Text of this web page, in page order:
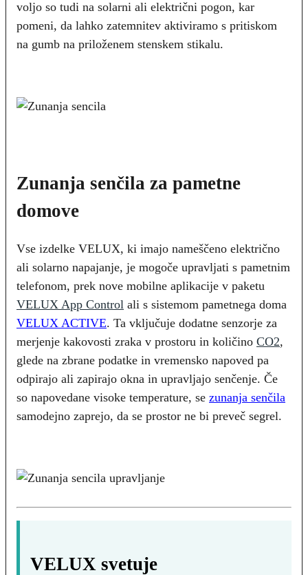
voljo so tudi na solarni ali električni pogon, kar
pomeni, da lahko zatemnitev aktiviramo s pritiskom
na gumb na priloženem stenskem stikalu.
Zunanja senčila za pametne
domove
Vse izdelke VELUX, ki imajo nameščeno električno
ali solarno napajanje, je mogoče upravljati s pametnim
telefonom, prek nove mobilne aplikacije v paketu
VELUX App Control ali s sistemom pametnega doma
VELUX ACTIVE. Ta vključuje dodatne senzorje za
merjenje kakovosti zraka v prostoru in količino CO2,
glede na zbrane podatke in vremensko napoved pa
odpirajo ali zapirajo okna in upravljajo senčenje. Če
so napovedane visoke temperature, se zunanja senčila
samodejno zaprejo, da se prostor ne bi preveč segrel.
VELUX svetuje